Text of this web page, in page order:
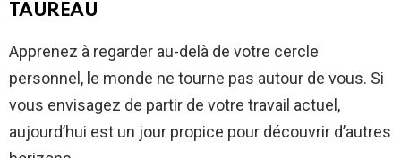
TAUREAU
Apprenez à regarder au-delà de votre cercle
personnel, le monde ne tourne pas autour de vous. Si
vous envisagez de partir de votre travail actuel,
aujourd’hui est un jour propice pour découvrir d’autres